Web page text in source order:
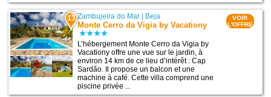
13 Zambujeira do Mar Beja
Monte Cerro da Vigia by Vacationy
L’hébergement Monte Cerro da Vigia by
Vacationy offre une vue sur le jardin, à
environ 14 km de ce lieu d’intérêt : Cap
Sardão. Il propose un balcon et une
machine à café. Cette villa comprend une
piscine privée ...
VOIR
L'OFFRE